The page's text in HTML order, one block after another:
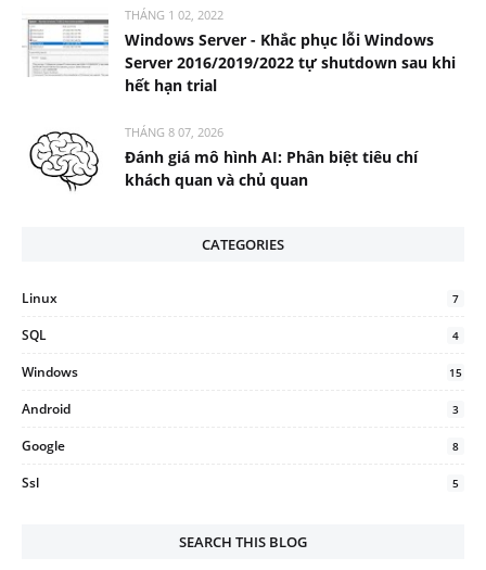
THÁNG 1 02, 2022
Windows Server - Khắc phục lỗi Windows
Server 2016/2019/2022 tự shutdown sau khi
hết hạn trial
THÁNG 8 07, 2026
Đánh giá mô hình AI: Phân biệt tiêu chí
khách quan và chủ quan
CATEGORIES
Linux 7
SQL 4
Windows 15
Android 3
Google 8
Ssl 5
SEARCH THIS BLOG